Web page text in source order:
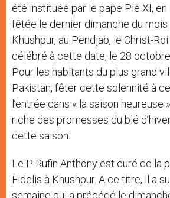
été instituée par le pape Pie XI,
fêtée le dernier dimanche du mois
Khushpur, au Pendjab, le Christ-
célébré à cette date, le 28
Pour les habitants du plus grand
Pakistan, fêter cette solennité à
l’entrée dans « la saison heureuse
riche des promesses du blé
cette saison.
Le P. Rufin Anthony est curé de la
Fidelis à Khushpur. A ce titre, il a
semaine qui a précédé le